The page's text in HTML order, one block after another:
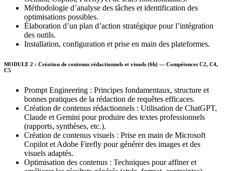
Méthodologie d’analyse des tâches et identification des
optimisations possibles.
Élaboration d’un plan d’action stratégique pour l’intégration
des outils.
Installation, configuration et prise en main des plateformes.
MODULE 2 : Création de contenus rédactionnels et visuels (6h) — Compétences C2, C4,
C5
Prompt Engineering : Principes fondamentaux, structure et
bonnes pratiques de la rédaction de requêtes efficaces.
Création de contenus rédactionnels : Utilisation de ChatGPT,
Claude et Gemini pour produire des textes professionnels
(rapports, synthèses, etc.).
Création de contenus visuels : Prise en main de Microsoft
Copilot et Adobe Firefly pour générer des images et des
visuels adaptés.
Optimisation des contenus : Techniques pour affiner et